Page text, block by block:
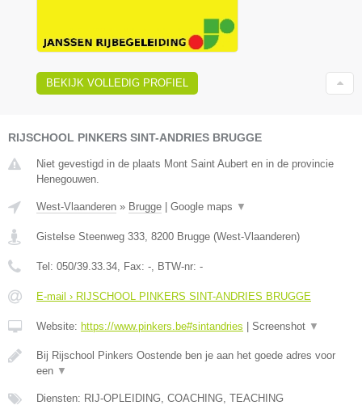
BEKIJK VOLLEDIG PROFIEL
RIJSCHOOL PINKERS SINT-ANDRIES BRUGGE
Niet gevestigd in de plaats Mont Saint Aubert en in de provincie
Henegouwen.
West-Vlaanderen » Brugge Google maps ▼
Gistelse Steenweg 333, 8200 Brugge (West-Vlaanderen)
Tel: 050/39.33.34, Fax: -, BTW-nr: -
E-mail › RIJSCHOOL PINKERS SINT-ANDRIES BRUGGE
Website: https://www.pinkers.be#sintandries Screenshot ▼
Bij Rijschool Pinkers Oostende ben je aan het goede adres voor
een ▼
Diensten: RIJ-OPLEIDING, COACHING, TEACHING